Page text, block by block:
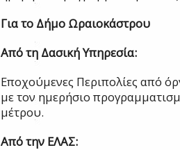
Για το Δήμο Ωραιοκάστρου
Από τη Δασική Υπηρεσία:
Εποχούμενες Περιπολίες από
με τον ημερήσιο
μέτρου.
Από την ΕΛΑΣ: